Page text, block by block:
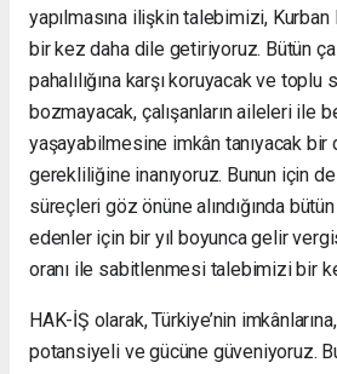
yapılmasına ilişkin talebimizi,
bir kez daha dile getiriyoruz. Bütün
pahalılığına karşı koruyacak ve
bozmayacak, çalışanların aileleri ile
yaşayabilmesine imkân tanıyacak bir
gerekliliğine inanıyoruz. Bunun için
süreçleri göz önüne alındığında
edenler için bir yıl boyunca gelir
oranı ile sabitlenmesi talebimizi bir
HAK-İŞ olarak, Türkiye’nin
potansiyeli ve gücüne güveniyoruz.